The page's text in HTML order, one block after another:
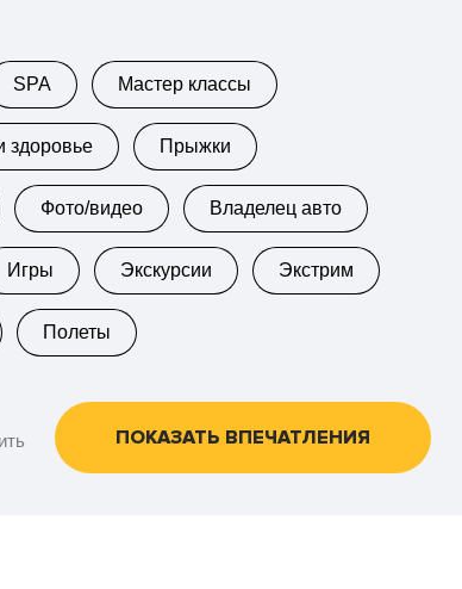
SPA Мастер классы
здоровье Прыжки
Фото/видео Владелец авто
Игры Экскурсии Экстрим
Полеты
ПОКАЗАТЬ ВПЕЧАТЛЕНИЯ